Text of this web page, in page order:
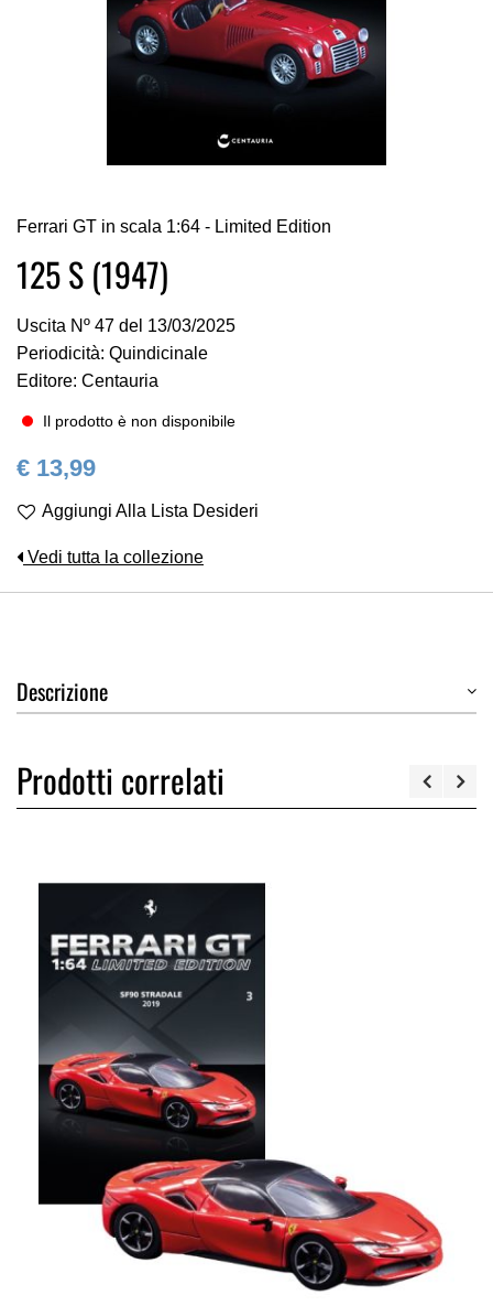
all'inizio
della
galleria
immagini
Ferrari GT in scala 1:64 - Limited Edition
125 S (1947)
Uscita Nº 47 del 13/03/2025
Periodicità: Quindicinale
Editore: Centauria
Il prodotto è non disponibile
€ 13,99
Aggiungi Alla Lista Desideri
Vedi tutta la collezione
Descrizione
Prodotti correlati